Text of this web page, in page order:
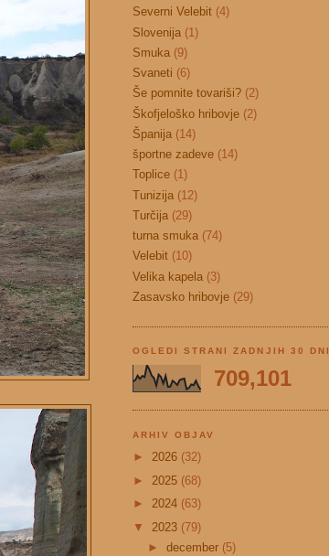
Severni Velebit (4)
Slovenija (1)
Smuka (9)
Svaneti (6)
Še pomnite tovariši? (2)
Škofjeloško hribovje (2)
Španija (14)
športne zadeve (14)
Toplice (1)
Tunizija (12)
Turčija (29)
turna smuka (74)
Velebit (10)
Velika kapela (3)
Zasavsko hribovje (29)
OGLEDI STRANI ZADNJIH 30 DNI
709,101
ARHIV OBJAV
► 2026 (32)
► 2025 (68)
► 2024 (63)
▼ 2023 (79)
► december (5)